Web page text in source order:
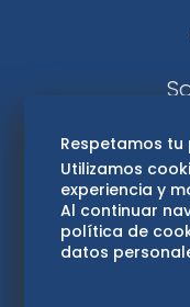
Respetamos
Utilizamos
experiencia y
Al continuar
política de
datos